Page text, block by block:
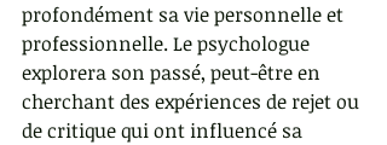
profondément sa vie personnelle et
professionnelle. Le psychologue
explorera son passé, peut-être en
cherchant des expériences de rejet ou
de critique qui ont influencé sa